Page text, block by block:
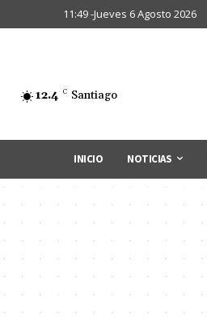
11:49 -Jueves 6 Agosto 2026
12.4 C Santiago
INICIO NOTICIAS